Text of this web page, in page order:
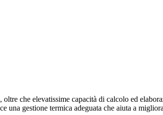
che elevatissime capacità di calcolo ed
gestione termica adeguata che aiuta a